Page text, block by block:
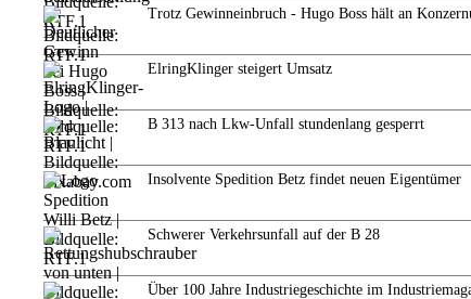
Trotz Gewinneinbruch - Hugo Boss hält an
ElringKlinger steigert Umsatz
B 313 nach Lkw-Unfall stundenlang gesperrt
Insolvente Spedition Betz findet neuen Eigentümer
Schwerer Verkehrsunfall auf der B 28
Über 100 Jahre Industriegeschichte im